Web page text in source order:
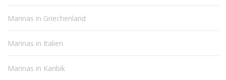
Marinas in Griechenland
Marinas in Italien
Marinas in Karibik